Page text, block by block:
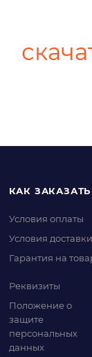
КАК ЗАКАЗАТЬ
Условия оплаты
Условия доставки
Гарантия на
Реквизиты
Положение о
защите
персональных
данных